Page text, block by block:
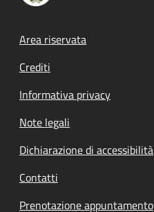
Footer menu
Area riservata
Crediti
Informativa privacy
Note legali
Dichiarazione di accessibilità
Contatti
Prenotazione appuntamento